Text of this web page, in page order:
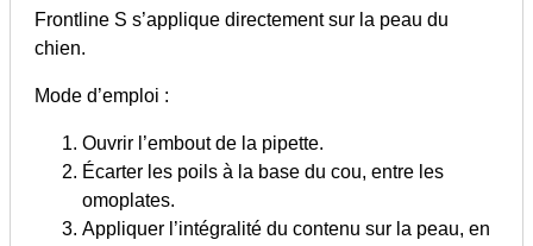
Frontline S s’applique directement sur la peau du
chien.
Mode d’emploi :
Ouvrir l’embout de la pipette.
Écarter les poils à la base du cou, entre les
omoplates.
Appliquer l’intégralité du contenu sur la peau, en